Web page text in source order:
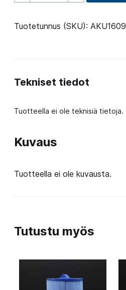
AKU1609
Tuotetunnus (SKU): AKU1609
Kuvaus
Tuotteella ei ole kuvausta.
Tekniset tiedot
Tuotteella ei ole teknisiä tietoja.
Tutustu myös